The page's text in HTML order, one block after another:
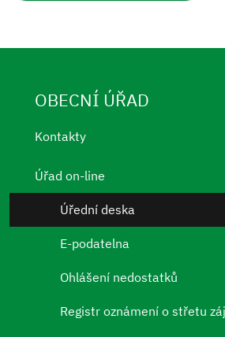
OBECNÍ ÚŘAD
Kontakty
Úřad on-line
Úřední deska
E-podatelna
Ohlášení nedostatků
Registr oznámení o střetu